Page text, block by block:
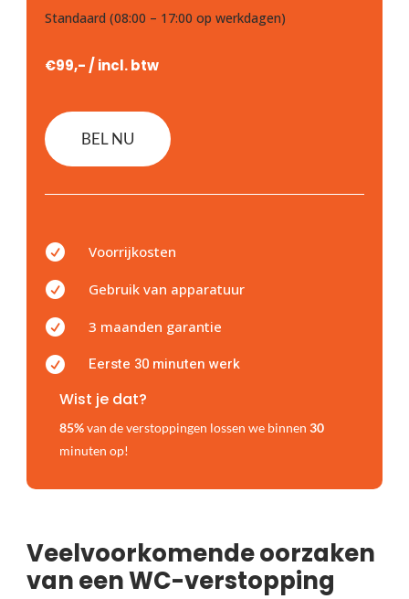
Standaard (08:00 – 17:00 op werkdagen)
€99,- / incl. btw
BEL NU
 Voorrijkosten
 Gebruik van apparatuur
 3 maanden garantie
 Eerste 30 minuten werk
Wist je dat?
85%van de verstoppingen lossen we binnen 30
minuten op!
Veelvoorkomende oorzaken
van een WC-verstopping